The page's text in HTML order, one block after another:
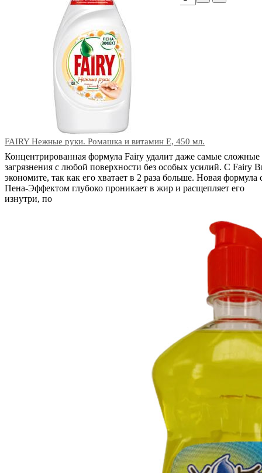
FAIRY Нежные руки. Ромашка и витамин Е, 450 мл.
Концентрированная формула Fairy удалит даже самые сложные
загрязнения с любой поверхности без особых усилий. С Fairy
экономите, так как его хватает в 2 раза больше. Новая формула
Пена-Эффектом глубоко проникает в жир и расщепляет его
изнутри, по
Наличие:
в наличии
тг.
+